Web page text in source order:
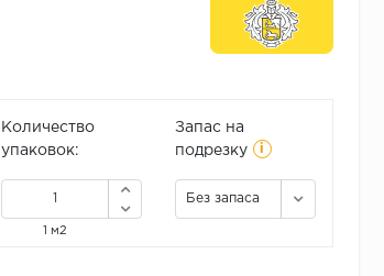
Количество
упаковок:
1 м2
Запас на
подрезку
i
Без запаса